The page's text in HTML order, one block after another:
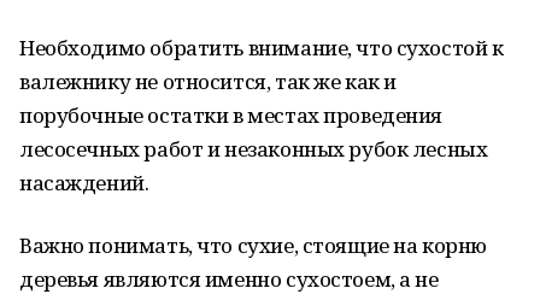
Необходимо обратить внимание, что сухостой к
валежнику не относится, так же как и
порубочные остатки в местах проведения
лесосечных работ и незаконных рубок лесных
насаждений.
Важно понимать, что сухие, стоящие на корню
деревья являются именно сухостоем, а не